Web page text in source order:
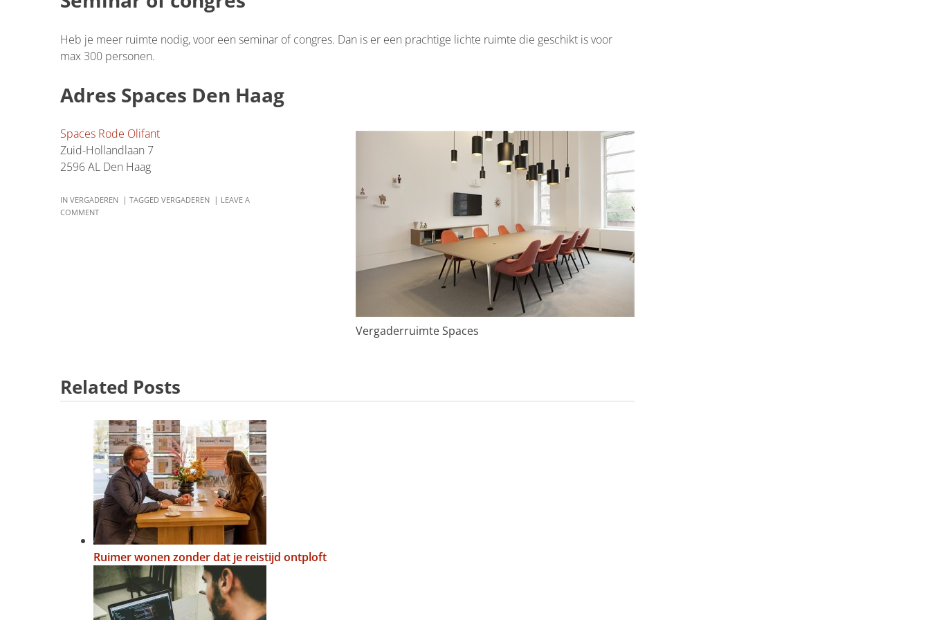
Heb je meer ruimte nodig, voor een seminar of congres. Dan is er een prachtige lichte ruimte die geschikt is voor
max 300 personen.
Adres Spaces Den Haag
Vergaderruimte Spaces
Spaces Rode Olifant
Zuid-Hollandlaan 7
2596 AL Den Haag
IN VERGADEREN TAGGED VERGADEREN
LEAVE A
COMMENT
Related Posts
Ruimer wonen zonder dat je reistijd ontploft